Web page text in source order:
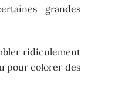
grandes
ridiculement
pour colorer des